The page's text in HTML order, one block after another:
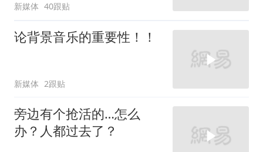
新媒体 40跟贴
论背景音乐的重要性！！
新媒体 2跟贴
旁边有个抢活的…怎么
办？人都过去了？